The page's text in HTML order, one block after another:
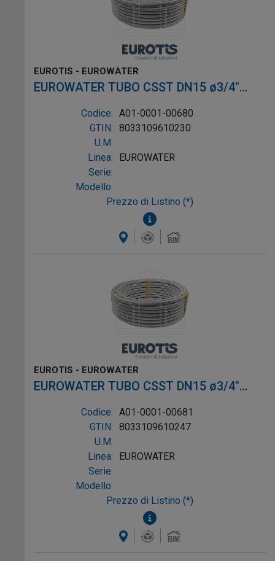
EUROTIS - EUROWATER
EUROWATER TUBO CSST DN15 ø3/4"
L.10m AISI316L W-1P
Codice: A01-0001-00680
GTIN: 8033109610230
U.M:
Linea:
EUROWATER
Serie:
Modello:
Prezzo di Listino (*)
EUROTIS - EUROWATER
EUROWATER TUBO CSST DN15 ø3/4"
L.25m AISI316L W-1P
Codice: A01-0001-00681
GTIN: 8033109610247
U.M:
Linea:
EUROWATER
Serie:
Modello:
Prezzo di Listino (*)